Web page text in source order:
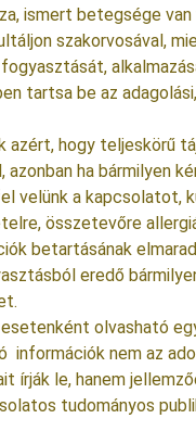
ismert betegsége van
szakorvosával,
tartsa be az
azért, hogy teljeskörű
azonban ha bármilyen
velünk a kapcsolatot,
összetevőre
betartásának
eredő
olvasható
információk nem az
írják le, hanem
tudományos